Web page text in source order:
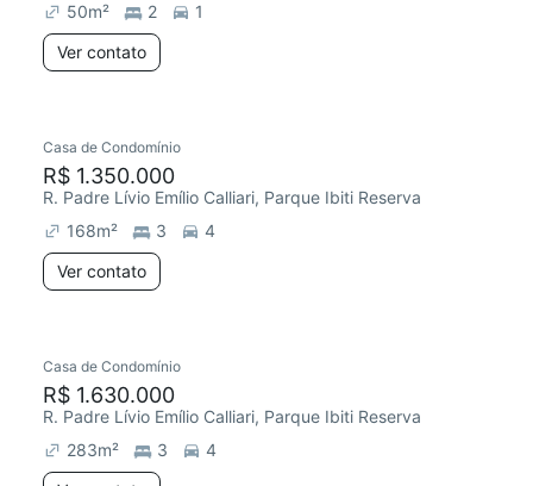
50m² 2
1
Ver contato
Casa de Condomínio
R$ 1.350.000
R. Padre Lívio Emílio Calliari, Parque Ibiti Reserva
168m² 3
4
Ver contato
Casa de Condomínio
R$ 1.630.000
R. Padre Lívio Emílio Calliari, Parque Ibiti Reserva
283m² 3
4